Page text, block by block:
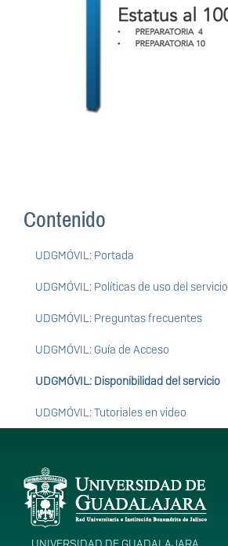
Contenido
UDGMÓVIL: Portada
UDGMÓVIL: Políticas de uso del servicio
UDGMÓVIL: Preguntas frecuentes
UDGMÓVIL: Guía de Acceso
UDGMÓVIL: Disponibilidad del servicio
UDGMÓVIL: Tutoriales en video
Información del
portal